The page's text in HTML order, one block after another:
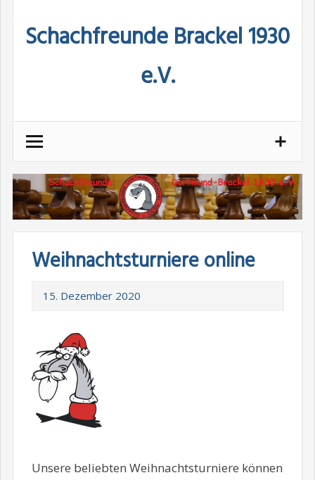
Schachfreunde Brackel 1930
e.V.
Weihnachtsturniere online
15. Dezember 2020
Unsere beliebten Weihnachtsturniere können